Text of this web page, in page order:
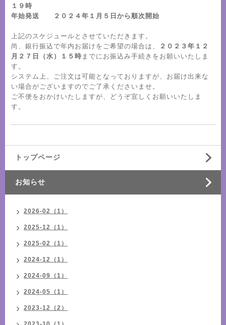
１９時
年始発送 ２０２４年１月５日から順次開始
上記のスケジュールとさせていただきます。
尚、銀行振込で年内お届けをご希望の場合は、
２０２３年１２
月２７日（水）１５時 までにお振込み手続きをお願いいたしま
す。
システム上、ご注文は可能となっておりますが、お届け出来な
い場合がございますのでご了承くださいませ。
ご不便をおかけいたしますが、どうぞ宜しくお願いいたしま
す。
トップページ
お知らせ
2026-02（1）
2025-12（1）
2025-02（1）
2024-12（1）
2024-09（1）
2024-05（1）
2023-12（2）